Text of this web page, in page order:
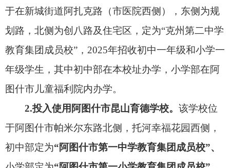
于阿图什市帕米尔东路北侧，托河幸福花园西侧，
初中部定为“阿图什市第一中学教育集团成员校”、
小学部定为
“阿图什市第一小学教育集团成员校”，
3.调整部分幼儿园招生片区。阿图什市第四幼
儿园、第十六幼儿园（也称“克州第二幼儿园”）招
生片区，按照2024年听证会有关要求进行调整。
为做好2025年秋季招生报名工作，现将有关事
宜公告如下：